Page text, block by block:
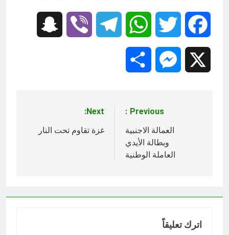
Facebook
Twitter
WhatsApp
Telegram
Viber
Messenger
المقالات
Previous:
العمالة الاجنبية
وبطالة الأيدي
العاملة الوطنية
Next:
غزة تقاوم تحت النار
اترك تعليقاً